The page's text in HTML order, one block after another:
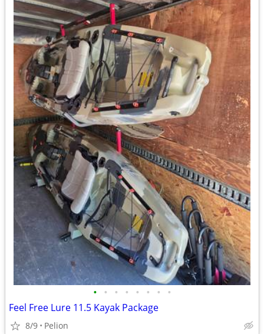
• • • • • • • •
Feel Free Lure 11.5 Kayak Package
8/9 Pelion